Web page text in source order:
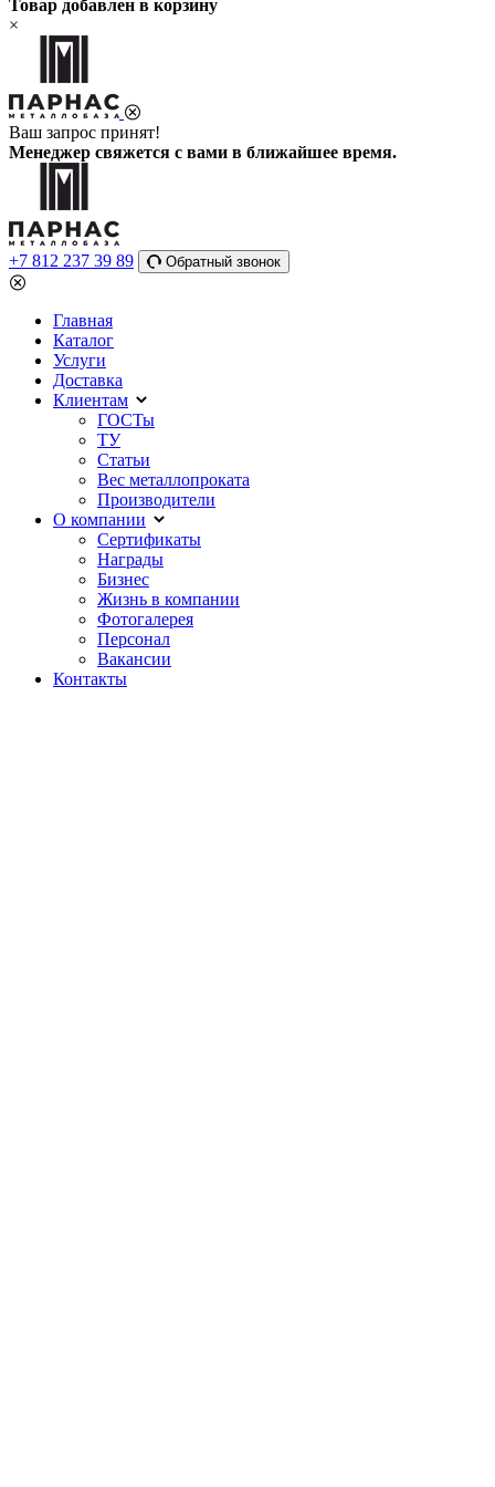
Товар добавлен в корзину
×
Ваш запрос принят!
Менеджер свяжется с вами в ближайшее время.
+7 812 237 39 89 Обратный звонок
Главная
Каталог
Услуги
Доставка
Клиентам
ГОСТы
ТУ
Статьи
Вес металлопроката
Производители
О компании
Сертификаты
Награды
Бизнес
Жизнь в компании
Фотогалерея
Персонал
Вакансии
Контакты